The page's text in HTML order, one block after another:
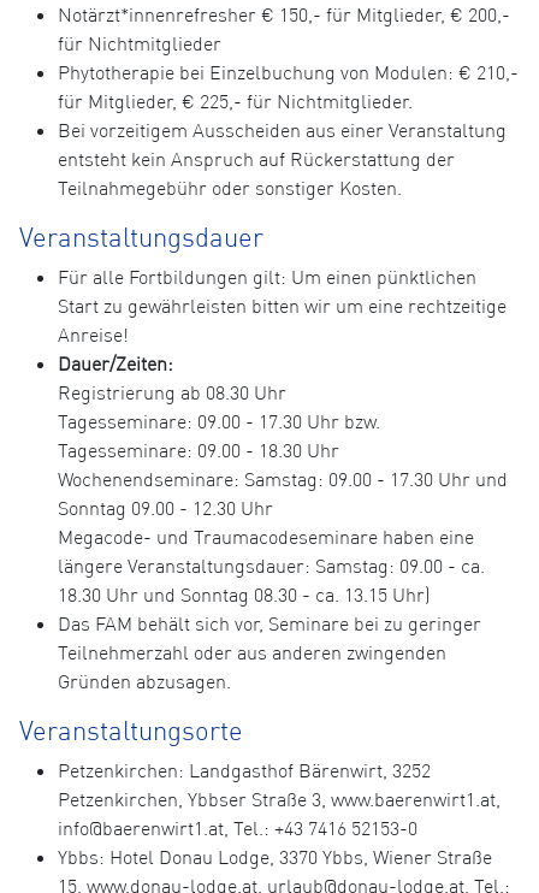
Notärzt*innenrefresher € 150,- für Mitglieder, € 200,-
für Nichtmitglieder
Phytotherapie bei Einzelbuchung von Modulen: € 210,-
für Mitglieder, € 225,- für Nichtmitglieder.
Bei vorzeitigem Ausscheiden aus einer Veranstaltung
entsteht kein Anspruch auf Rückerstattung der
Teilnahmegebühr oder sonstiger Kosten.
Veranstaltungsdauer
Für alle Fortbildungen gilt: Um einen pünktlichen
Start zu gewährleisten bitten wir um eine rechtzeitige
Anreise!
Dauer/Zeiten:
Registrierung ab 08.30 Uhr
Tagesseminare: 09.00 - 17.30 Uhr bzw.
Tagesseminare: 09.00 - 18.30 Uhr
Wochenendseminare: Samstag: 09.00 - 17.30 Uhr und
Sonntag 09.00 - 12.30 Uhr
Megacode- und Traumacodeseminare haben eine
längere Veranstaltungsdauer: Samstag: 09.00 - ca.
18.30 Uhr und Sonntag 08.30 - ca. 13.15 Uhr)
Das FAM behält sich vor, Seminare bei zu geringer
Teilnehmerzahl oder aus anderen zwingenden
Gründen abzusagen.
Veranstaltungsorte
Petzenkirchen: Landgasthof Bärenwirt, 3252
Petzenkirchen, Ybbser Straße 3, www.baerenwirt1.at,
info@baerenwirt1.at, Tel.: +43 7416 52153-0
Ybbs: Hotel Donau Lodge, 3370 Ybbs, Wiener Straße
15, www.donau-lodge.at, urlaub@donau-lodge.at, Tel.: